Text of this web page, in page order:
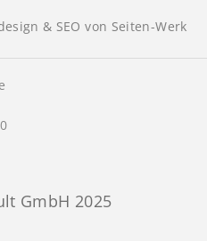
& SEO von Seiten-Werk
GmbH 2025